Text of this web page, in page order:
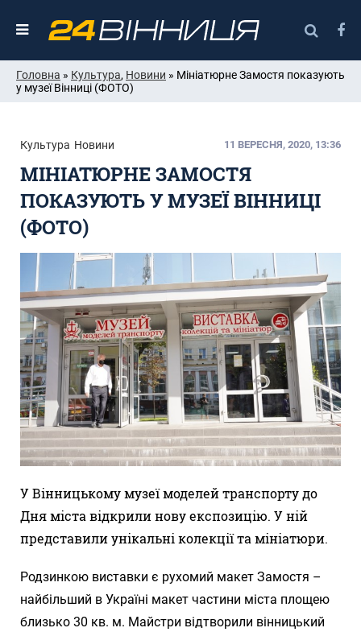
Головна » Культура, Новини » Мініатюрне Замостя показують
у музеї Вінниці (ФОТО)
Культура Новини 11 ВЕРЕСНЯ, 2020, 13:36
МІНІАТЮРНЕ ЗАМОСТЯ
ПОКАЗУЮТЬ У МУЗЕЇ ВІННИЦІ
(ФОТО)
У Вінницькому музеї моделей транспорту до
Дня міста відкрили нову експозицію. У ній
представили унікальні колекції та мініатюри.
Родзинкою виставки є рухомий макет Замостя –
найбільший в Україні макет частини міста площею
близько 30 кв. м. Майстри відтворили вінницький